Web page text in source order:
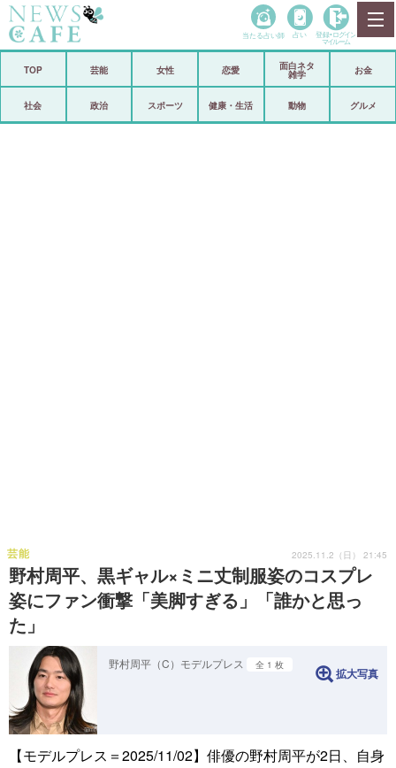
政治
当たる占い師 占い 登録• ログイン
マイルーム
TOP 芸能 女性 恋愛
面白ネタ
雑学
お金
社会 政治 スポーツ 健康・生活 動物 グルメ
野村周平、黒ギャル×ミニ丈制服姿のコスプレ
姿にファン衝撃「美脚すぎる」「誰かと思っ
た」
芸能 2025.11.2（日） 21:45
野村周平（C）モデルプレス 全 1 枚
拡大写真
【モデルプレス＝2025/11/02】俳優の野村周平が2日、自身